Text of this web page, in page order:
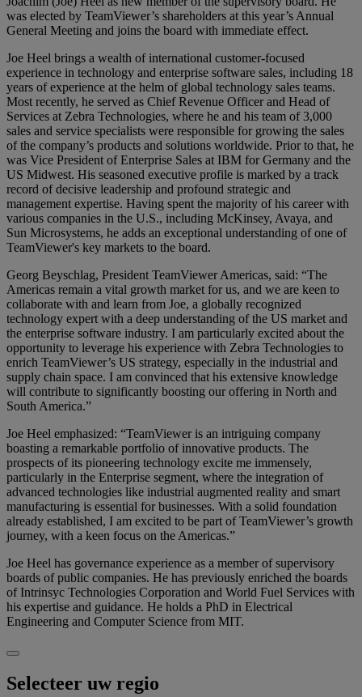
was elected by TeamViewer’s shareholders at this year’s Annual
General Meeting and joins the board with immediate effect.
Joe Heel brings a wealth of international customer-focused
experience in technology and enterprise software sales, including 18
years of experience at the helm of global technology sales teams.
Most recently, he served as Chief Revenue Officer and Head of
Services at Zebra Technologies, where he and his team of 3,000
sales and service specialists were responsible for growing the sales
of the company’s products and solutions worldwide. Prior to that, he
was Vice President of Enterprise Sales at IBM for Germany and the
US Midwest. His seasoned executive profile is marked by a track
record of decisive leadership and profound strategic and
management expertise. Having spent the majority of his career with
various companies in the U.S., including McKinsey, Avaya, and
Sun Microsystems, he adds an exceptional understanding of one of
TeamViewer's key markets to the board.
Georg Beyschlag, President TeamViewer Americas, said: “The
Americas remain a vital growth market for us, and we are keen to
collaborate with and learn from Joe, a globally recognized
technology expert with a deep understanding of the US market and
the enterprise software industry. I am particularly excited about the
opportunity to leverage his experience with Zebra Technologies to
enrich TeamViewer’s US strategy, especially in the industrial and
supply chain space. I am convinced that his extensive knowledge
will contribute to significantly boosting our offering in North and
South America.”
Joe Heel emphasized: “TeamViewer is an intriguing company
boasting a remarkable portfolio of innovative products. The
prospects of its pioneering technology excite me immensely,
particularly in the Enterprise segment, where the integration of
advanced technologies like industrial augmented reality and smart
manufacturing is essential for businesses. With a solid foundation
already established, I am excited to be part of TeamViewer’s growth
journey, with a keen focus on the Americas.”
Joe Heel has governance experience as a member of supervisory
boards of public companies. He has previously enriched the boards
of Intrinsyc Technologies Corporation and World Fuel Services with
his expertise and guidance. He holds a PhD in Electrical
Engineering and Computer Science from MIT.
Selecteer uw regio